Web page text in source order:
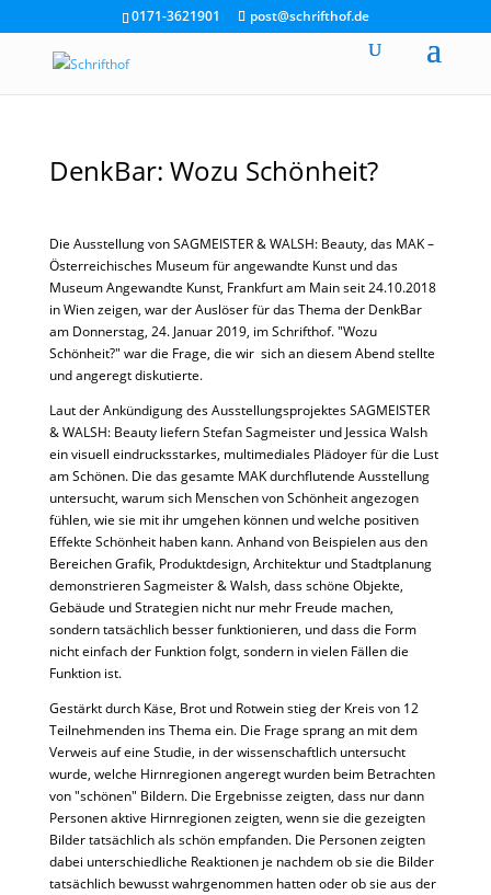
0171-3621901 post@schrifthof.de
DenkBar: Wozu Schönheit?
Die Ausstellung von SAGMEISTER & WALSH: Beauty, das MAK –
Österreichisches Museum für angewandte Kunst und das
Museum Angewandte Kunst, Frankfurt am Main seit 24.10.2018
in Wien zeigen, war der Auslöser für das Thema der DenkBar
am Donnerstag, 24. Januar 2019, im Schrifthof. "Wozu
Schönheit?" war die Frage, die wir sich an diesem Abend stellte
und angeregt diskutierte.
Laut der Ankündigung des Ausstellungsprojektes SAGMEISTER
& WALSH: Beauty liefern Stefan Sagmeister und Jessica Walsh
ein visuell eindrucksstarkes, multimediales Plädoyer für die Lust
am Schönen. Die das gesamte MAK durchflutende Ausstellung
untersucht, warum sich Menschen von Schönheit angezogen
fühlen, wie sie mit ihr umgehen können und welche positiven
Effekte Schönheit haben kann. Anhand von Beispielen aus den
Bereichen Grafik, Produktdesign, Architektur und Stadtplanung
demonstrieren Sagmeister & Walsh, dass schöne Objekte,
Gebäude und Strategien nicht nur mehr Freude machen,
sondern tatsächlich besser funktionieren, und dass die Form
nicht einfach der Funktion folgt, sondern in vielen Fällen die
Funktion ist.
Gestärkt durch Käse, Brot und Rotwein stieg der Kreis von 12
Teilnehmenden ins Thema ein. Die Frage sprang an mit dem
Verweis auf eine Studie, in der wissenschaftlich untersucht
wurde, welche Hirnregionen angeregt wurden beim Betrachten
von "schönen" Bildern. Die Ergebnisse zeigten, dass nur dann
Personen aktive Hirnregionen zeigten, wenn sie die gezeigten
Bilder tatsächlich als schön empfanden. Die Personen zeigten
dabei unterschiedliche Reaktionen je nachdem ob sie die Bilder
tatsächlich bewusst wahrgenommen hatten oder ob sie aus der